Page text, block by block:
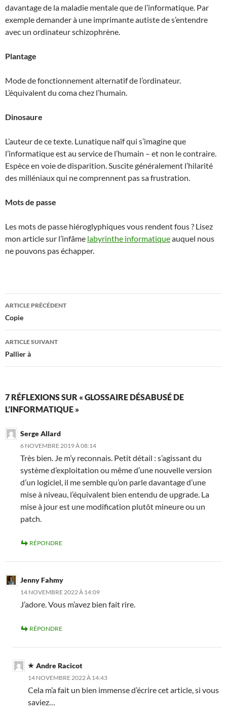
davantage de la maladie mentale que de l’informatique. Par
exemple demander à une imprimante autiste de s’entendre
avec un ordinateur schizophrène.
Plantage
Mode de fonctionnement alternatif de l’ordinateur.
L’équivalent du coma chez l’humain.
Dinosaure
L’auteur de ce texte. Lunatique naïf qui s’imagine que
l’informatique est au service de l’humain – et non le contraire.
Espèce en voie de disparition. Suscite généralement l’hilarité
des milléniaux qui ne comprennent pas sa frustration.
Mots de passe
Les mots de passe hiéroglyphiques vous rendent fous ? Lisez
mon article sur l’infâme labyrinthe informatiqueauquel nous
ne pouvons pas échapper.
Navigation
des
articles
ARTICLE PRÉCÉDENT
Copie
ARTICLE SUIVANT
Pallier à
7 RÉFLEXIONS SUR « GLOSSAIRE DÉSABUSÉ DE
L’INFORMATIQUE »
Serge Allard
6 NOVEMBRE 2019 À 08:14
Très bien. Je m’y reconnais. Petit détail : s’agissant du
système d’exploitation ou même d’une nouvelle version
d’un logiciel, il me semble qu’on parle davantage d’une
mise à niveau, l’équivalent bien entendu de upgrade. La
mise à jour est une modification plutôt mineure ou un
patch.
RÉPONDRE
Jenny Fahmy
14 NOVEMBRE 2022 À 14:09
J’adore. Vous m’avez bien fait rire.
RÉPONDRE
Andre Racicot
14 NOVEMBRE 2022 À 14:43
Cela m’a fait un bien immense d’écrire cet article, si vous
saviez…